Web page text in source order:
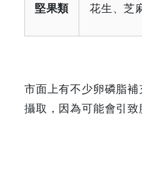
堅果類 花生、芝
市面上有不少卵磷脂
攝取，因為可能會引致